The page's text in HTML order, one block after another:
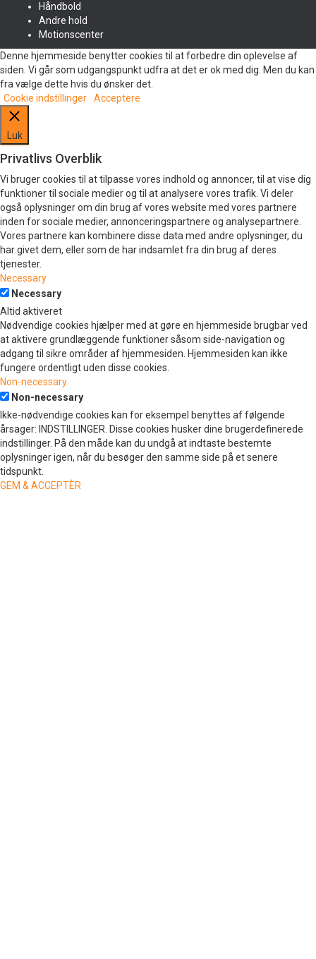
Håndbold
Andre hold
Motionscenter
Denne hjemmeside benytter cookies til at forbedre din oplevelse af
siden. Vi går som udgangspunkt udfra at det er ok med dig. Men du kan
fra vælge dette hvis du ønsker det.
Cookie indstillinger
Acceptere
Luk
Privatlivs Overblik
Vi bruger cookies til at tilpasse vores indhold og annoncer, til at vise dig
funktioner til sociale medier og til at analysere vores trafik. Vi deler
også oplysninger om din brug af vores website med vores partnere
inden for sociale medier, annonceringspartnere og analysepartnere.
Vores partnere kan kombinere disse data med andre oplysninger, du
har givet dem, eller som de har indsamlet fra din brug af deres
tjenester.
Necessary
Necessary
Altid aktiveret
Nødvendige cookies hjælper med at gøre en hjemmeside brugbar ved
at aktivere grundlæggende funktioner såsom side-navigation og
adgang til sikre områder af hjemmesiden. Hjemmesiden kan ikke
fungere ordentligt uden disse cookies.
Non-necessary
Non-necessary
Ikke-nødvendige cookies kan for eksempel benyttes af følgende
årsager: INDSTILLINGER. Disse cookies husker dine brugerdefinerede
indstillinger. På den måde kan du undgå at indtaste bestemte
oplysninger igen, når du besøger den samme side på et senere
tidspunkt.
GEM & ACCEPTÈR